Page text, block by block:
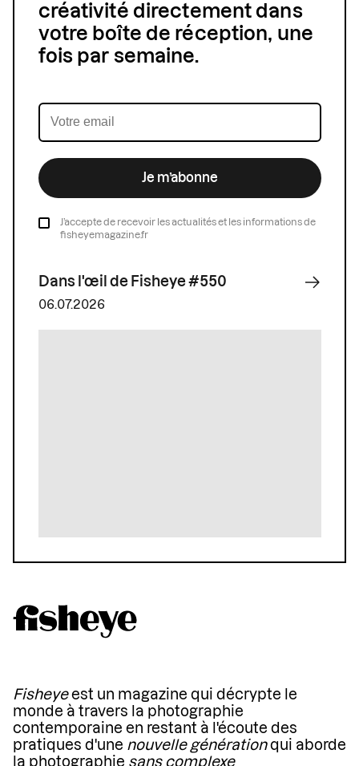
créativité directement dans
votre boîte de réception, une
fois par semaine.
Je m’abonne
J’accepte de recevoir les actualités et les informations de
fisheyemagazine.fr
Dans l'œil de Fisheye #550
06.07.2026
Fisheyeest un magazine qui décrypte le
monde à travers la photographie
contemporaine en restant à l'écoute des
pratiques d'une nouvelle générationqui aborde
la photographie sans complexe